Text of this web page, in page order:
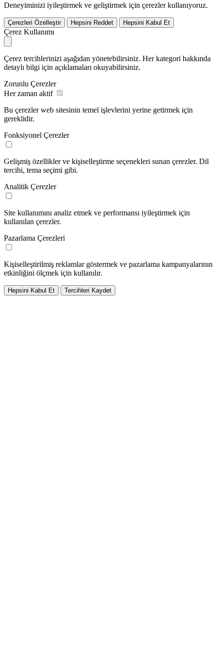
Deneyiminizi iyileştirmek ve geliştirmek için çerezler kullanıyoruz.
Çerezleri Özelleştir Hepsini Reddet Hepsini Kabul Et
Çerez Kullanımı
Çerez tercihlerinizi aşağıdan yönetebilirsiniz. Her kategori hakkında
detaylı bilgi için açıklamaları okuyabilirsiniz.
Zorunlu Çerezler
Her zaman aktif
Bu çerezler web sitesinin temel işlevlerini yerine getirmek için
gereklidir.
Fonksiyonel Çerezler
Gelişmiş özellikler ve kişiselleştirme seçenekleri sunan çerezler. Dil
tercihi, tema seçimi gibi.
Analitik Çerezler
Site kullanımını analiz etmek ve performansı iyileştirmek için
kullanılan çerezler.
Pazarlama Çerezleri
Kişiselleştirilmiş reklamlar göstermek ve pazarlama kampanyalarının
etkinliğini ölçmek için kullanılır.
Hepsini Kabul Et Tercihleri Kaydet